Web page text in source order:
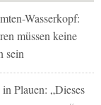
Wasserkopf:
müssen keine
sein
Plauen: „Dieses